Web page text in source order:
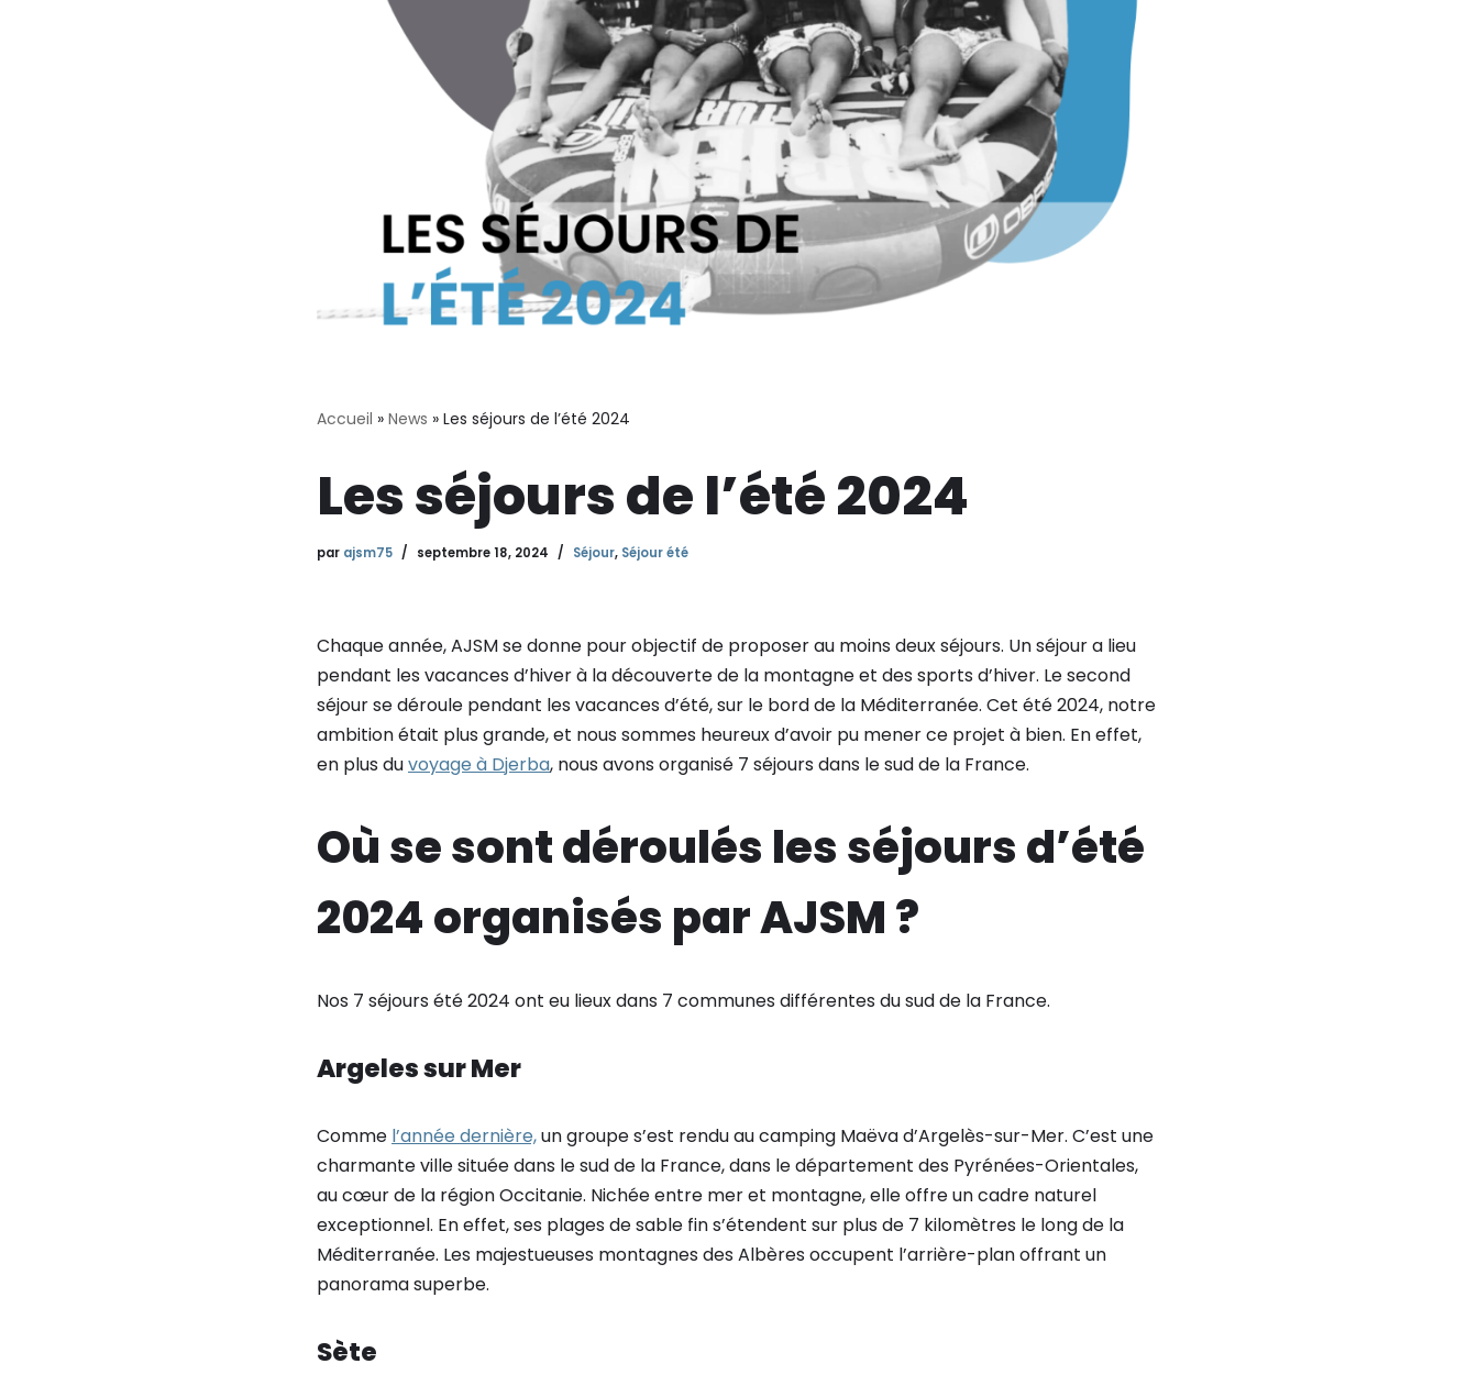
Accueil » News » Les séjours de l’été 2024
Les séjours de l’été 2024
par ajsm75 septembre 18, 2024 Séjour, Séjour été
Chaque année, AJSM se donne pour objectif de proposer au moins deux séjours. Un séjour a lieu
pendant les vacances d’hiver à la découverte de la montagne et des sports d’hiver. Le second
séjour se déroule pendant les vacances d’été, sur le bord de la Méditerranée. Cet été 2024, notre
ambition était plus grande, et nous sommes heureux d’avoir pu mener ce projet à bien. En effet,
en plus duvoyage à Djerba, nous avons organisé 7 séjours dans le sud de la France.
Où se sont déroulés les séjours d’été
2024 organisés par AJSM ?
Nos 7 séjours été 2024 ont eu lieux dans 7 communes différentes du sud de la France.
Argeles sur Mer
Comme l’année dernière,un groupe s’est rendu au camping Maëva d’Argelès-sur-Mer. C’est une
charmante ville située dans le sud de la France, dans le département des Pyrénées-Orientales,
au cœur de la région Occitanie. Nichée entre mer et montagne, elle offre un cadre naturel
exceptionnel. En effet, ses plages de sable fin s’étendent sur plus de 7 kilomètres le long de la
Méditerranée. Les majestueuses montagnes des Albères occupent l’arrière-plan offrant un
panorama superbe.
Sète